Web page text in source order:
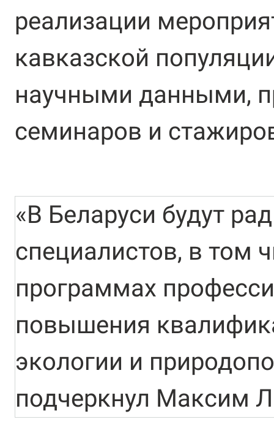
реализации
кавказской
научными данными,
семинаров и
«В Беларуси будут
специалистов, в том
программах
повышения
экологии и
подчеркнул Максим